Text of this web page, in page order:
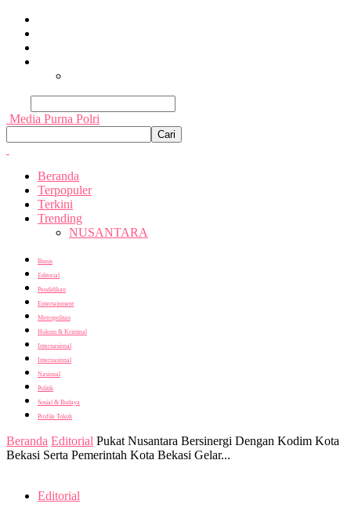
Media Purna Polri
Beranda
Terpopuler
Terkini
Trending
NUSANTARA
Bisnis
Editorial
Pendidikan
Entertainment
Metropolitan
Hukum & Kriminal
Internasional
Internasional
Nasional
Politik
Sosial & Budaya
Profile Tokoh
Beranda Editorial Pukat Nusantara Bersinergi Dengan Kodim Kota
Bekasi Serta Pemerintah Kota Bekasi Gelar...
Editorial